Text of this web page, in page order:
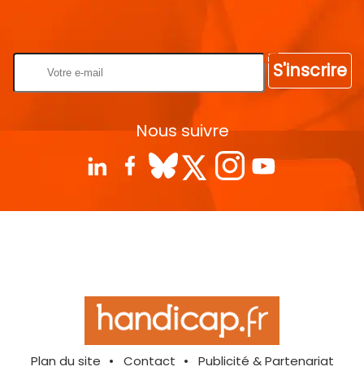
S'inscrire
Nous suivre
Plan du site Contact
Publicité & Partenariat